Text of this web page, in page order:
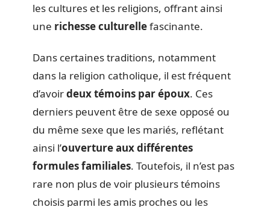
les cultures et les religions, offrant ainsi
une richesse culturellefascinante.
Dans certaines traditions, notamment
dans la religion catholique, il est fréquent
d’avoirdeux témoins par époux. Ces
derniers peuvent être de sexe opposé ou
du même sexe que les mariés, reflétant
ainsi l’ouverture aux différentes
formules familiales. Toutefois, il n’est pas
rare non plus de voir plusieurs témoins
choisis parmi les amis proches ou les